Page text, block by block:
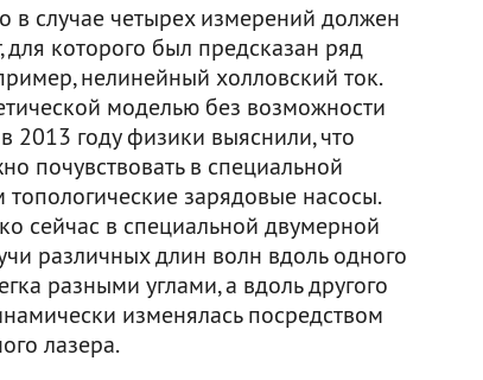
в случае четырех измерений должен
которого был предсказан ряд
нелинейный холловский ток.
моделью без возможности
2013 году физики выяснили, что
почувствовать в специальной
зарядовые насосы.
сейчас в специальной двумерной
различных длин волн вдоль одного
разными углами, а вдоль другого
изменялась посредством
лазера.